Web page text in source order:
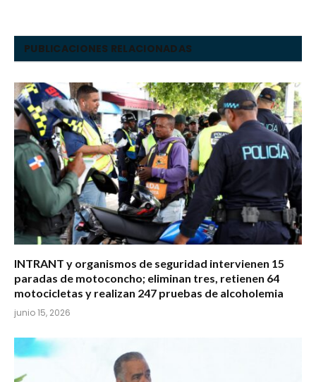
PUBLICACIONES RELACIONADAS
INTRANT y organismos de seguridad intervienen 15
paradas de motoconcho; eliminan tres, retienen 64
motocicletas y realizan 247 pruebas de alcoholemia
junio 15, 2026